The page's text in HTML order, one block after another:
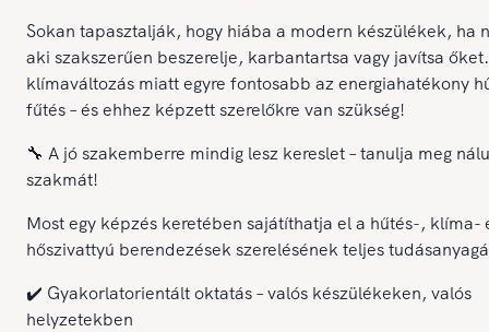
Sokan tapasztalják, hogy hiába a modern készülékek, ha
aki szakszerűen beszerelje, karbantartsa vagy javítsa
klímaváltozás miatt egyre fontosabb az energiahatékony
fűtés – és ehhez képzett szerelőkre van szükség!
🔧 A jó szakemberre mindig lesz kereslet – tanulja meg
szakmát!
Most egy képzés keretében sajátíthatja el a hűtés-, klíma-
hőszivattyú berendezések szerelésének teljes
✔️ Gyakorlatorientált oktatás – valós készülékeken, valós
helyzetekben